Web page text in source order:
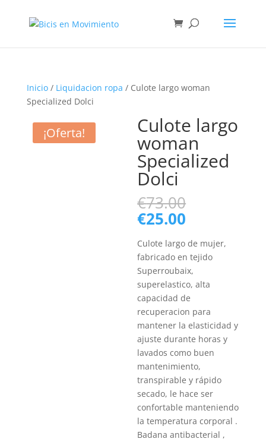
Inicio/ Liquidacion ropa / Culote largo woman
Specialized Dolci
¡Oferta! Culote largo
woman
Specialized
Dolci
€73.00
era:
€73.00.
€25.00
actual
es:
€25.00.
Culote largo de mujer,
fabricado en tejido
Superroubaix,
superelastico, alta
capacidad de
recuperacion para
mantener la elasticidad y
ajuste durante horas y
lavados como buen
mantenimiento,
transpirable y rápido
secado, le hace ser
confortable manteniendo
la temperatura corporal .
Badana antibacterial ,